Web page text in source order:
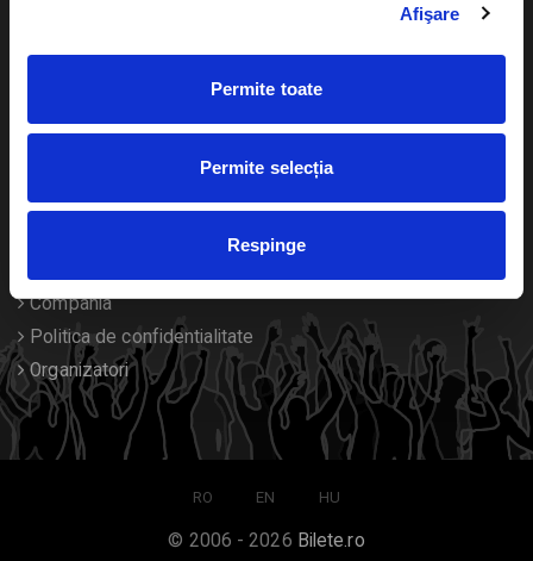
Afişare
Permite toate
Permite selecția
Respinge
Despre noi
Contact
Compania
Politica de confidentialitate
Organizatori
RO EN HU
© 2006 - 2026 Bilete.ro